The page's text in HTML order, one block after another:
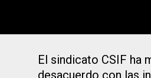
El sindicato CSIF ha
desacuerdo con las